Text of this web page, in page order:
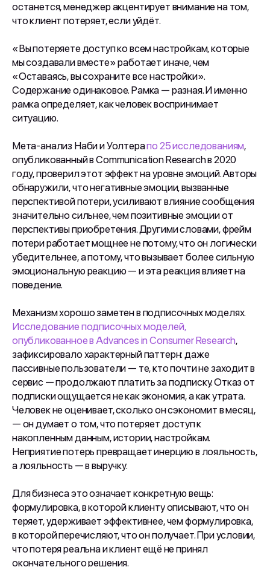
останется, менеджер акцентирует внимание на том,
что клиент потеряет, если уйдёт.
«Вы потеряете доступ ко всем настройкам, которые
мы создавали вместе» работает иначе, чем
«Оставаясь, вы сохраните все настройки».
Содержание одинаковое. Рамка — разная. И именно
рамка определяет, как человек воспринимает
ситуацию.
Мета-анализ Наби и Уолтерапо 25 исследованиям,
опубликованный в Communication Research в 2020
году, проверил этот эффект на уровне эмоций. Авторы
обнаружили, что негативные эмоции, вызванные
перспективой потери, усиливают влияние сообщения
значительно сильнее, чем позитивные эмоции от
перспективы приобретения. Другими словами, фрейм
потери работает мощнее не потому, что он логически
убедительнее, а потому, что вызывает более сильную
эмоциональную реакцию — и эта реакция влияет на
поведение.
Механизм хорошо заметен в подписочных моделях.
Исследование подписочных моделей,
опубликованное в Advances in Consumer Research,
зафиксировало характерный паттерн: даже
пассивные пользователи — те, кто почти не заходит в
сервис — продолжают платить за подписку. Отказ от
подписки ощущается не как экономия, а как утрата.
Человек не оценивает, сколько он сэкономит в месяц,
— он думает о том, что потеряет доступ к
накопленным данным, истории, настройкам.
Неприятие потерь превращает инерцию в лояльность,
а лояльность — в выручку.
Для бизнеса это означает конкретную вещь:
формулировка, в которой клиенту описывают, что он
теряет, удерживает эффективнее, чем формулировка,
в которой перечисляют, что он получает. При условии,
что потеря реальна и клиент ещё не принял
окончательного решения.